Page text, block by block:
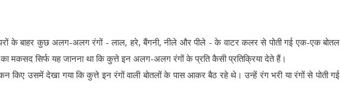
बाहर कुछ अलग-अलग रंगों - लाल, हरे, बैंगनी, नीले और पीले - के वाटर कलर से पोती गई एक-एक बोतल
सिर्फ यह जानना था कि कुत्ते इन अलग-अलग रंगों के प्रति कैसी प्रतिक्रिया देते हैं।
किए उसमें देखा गया कि कुत्ते इन रंगों वाली बोतलों के पास आकर बैठ रहे थे। उन्हें रंग भरी या रंगों से पोती गई